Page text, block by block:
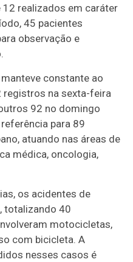
realizados em caráter
45 pacientes
observação e
constante ao
registros na sexta-feira
92 no domingo
para 89
atuando nas áreas de
médica, oncologia,
os acidentes de
totalizando 40
motocicletas,
com bicicleta. A
nesses casos é